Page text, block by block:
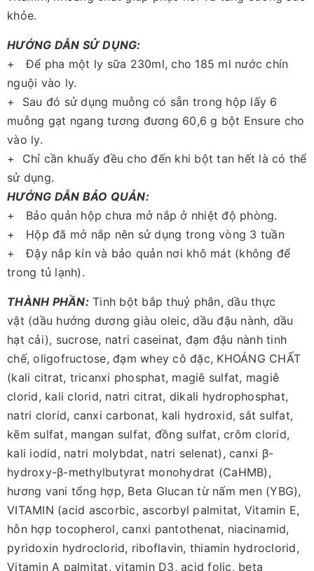
khỏe.
HƯỚNG DẪN SỬ DỤNG:
+ Để pha một ly sữa 230ml, cho 185 ml nước chín
nguội vào ly.
+ Sau đó sử dụng muỗng có sẵn trong hộp lấy 6
muỗng gạt ngang tương đương 60,6 g bột Ensure cho
vào ly.
+ Chỉ cần khuấy đều cho đến khi bột tan hết là có thể
sử dụng.
HƯỚNG DẪN BẢO QUẢN:
+ Bảo quản hộp chưa mở nắp ở nhiệt độ phòng.
+ Hộp đã mở nắp nên sử dụng trong vòng 3 tuần
+ Đậy nắp kín và bảo quản nơi khô mát (không để
trong tủ lạnh).
THÀNH PHẦN: Tinh bột bắp thuỷ phân, dầu thực
vật (dầu hướng dương giàu oleic, dầu đậu nành, dầu
hạt cải), sucrose, natri caseinat, đạm đậu nành tinh
chế, oligofructose, đạm whey cô đặc, KHOÁNG CHẤT
(kali citrat, tricanxi phosphat, magiê sulfat, magiê
clorid, kali clorid, natri citrat, dikali hydrophosphat,
natri clorid, canxi carbonat, kali hydroxid, sắt sulfat,
kẽm sulfat, mangan sulfat, đồng sulfat, crôm clorid,
kali iodid, natri molybdat, natri selenat), canxi β-
hydroxy-β-methylbutyrat monohydrat (CaHMB),
hương vani tổng hợp, Beta Glucan từ nấm men (YBG),
VITAMIN (acid ascorbic, ascorbyl palmitat, Vitamin E,
hỗn hợp tocopherol, canxi pantothenat, niacinamid,
pyridoxin hydroclorid, riboflavin, thiamin hydroclorid,
Vitamin A palmitat, vitamin D3, acid folic, beta